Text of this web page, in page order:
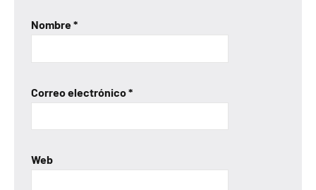
Nombre*
Correo electrónico*
Web